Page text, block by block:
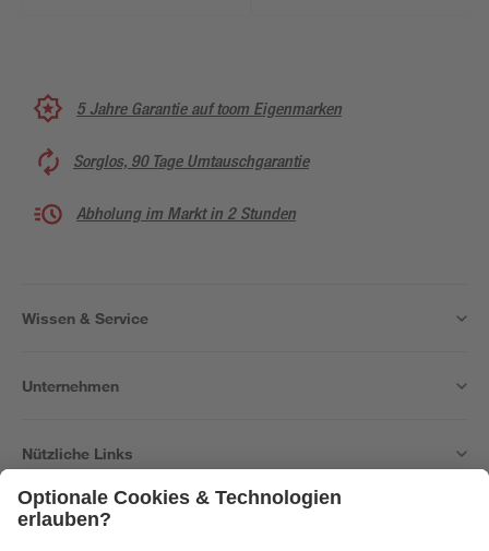
5 Jahre Garantie auf toom Eigenmarken
Sorglos, 90 Tage Umtauschgarantie
Abholung im Markt in 2 Stunden
Wissen & Service
Unternehmen
Nützliche Links